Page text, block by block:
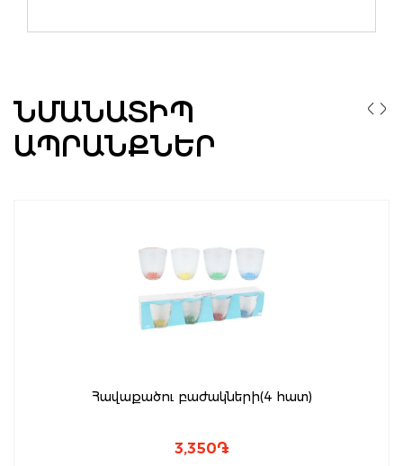
ՆՄԱՆԱՏԻՊ
ԱՊՐԱՆՔՆԵՐ
Հավաքածու բաժակների(4 հատ)
3,350֏